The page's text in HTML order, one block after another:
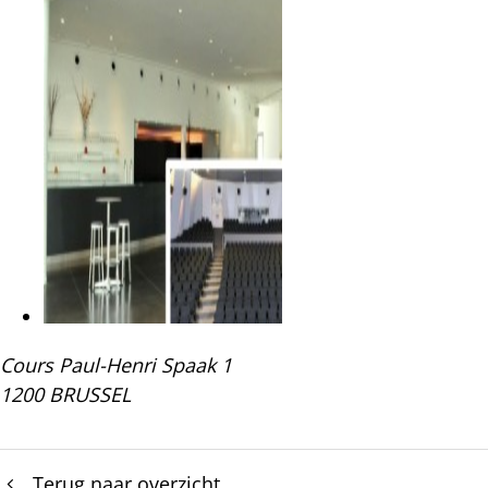
Cours Paul-Henri Spaak 1
1200 BRUSSEL